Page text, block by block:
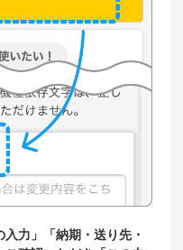
入力」「納期・送り先・